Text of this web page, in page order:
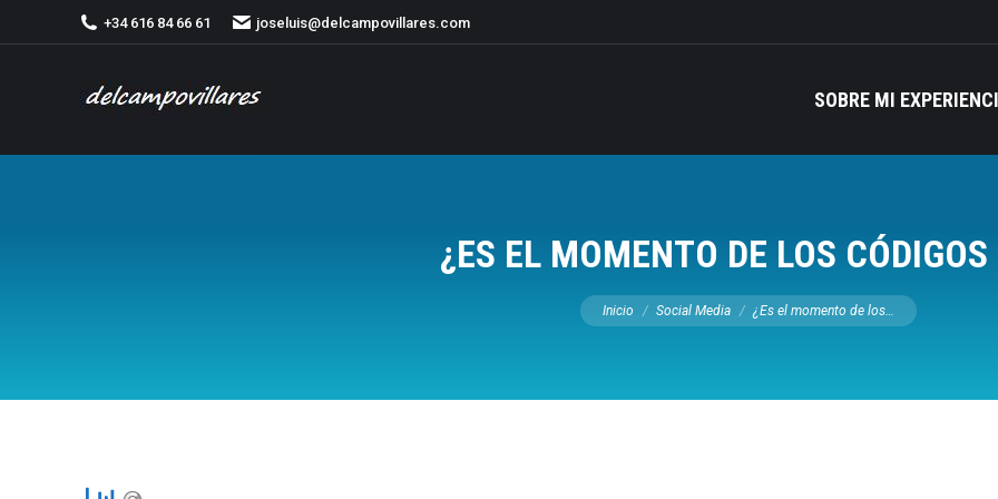
+34 616 84 66 61 joseluis@delcampovillares.com
SOBRE MI
¿ES EL MOMENTO DE LOS CÓDIGOS
Estás aquí:
Inicio Social Media ¿Es el momento de los…